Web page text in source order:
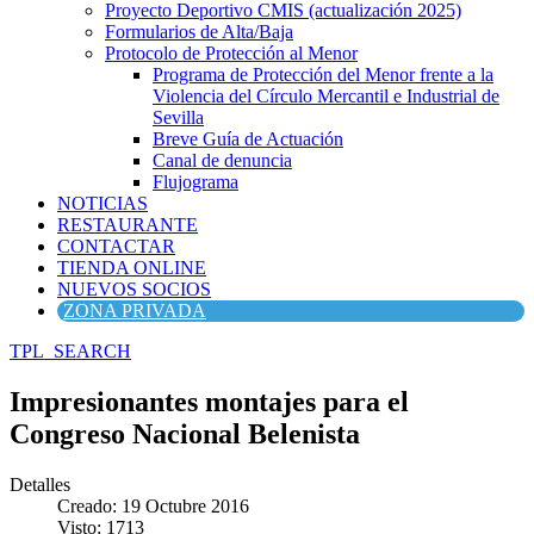
Proyecto Deportivo CMIS (actualización 2025)
Formularios de Alta/Baja
Protocolo de Protección al Menor
Programa de Protección del Menor frente a la
Violencia del Círculo Mercantil e Industrial de
Sevilla
Breve Guía de Actuación
Canal de denuncia
Flujograma
NOTICIAS
RESTAURANTE
CONTACTAR
TIENDA ONLINE
NUEVOS SOCIOS
ZONA PRIVADA
TPL_SEARCH
Impresionantes montajes para el
Congreso Nacional Belenista
Detalles
Creado: 19 Octubre 2016
Visto: 1713